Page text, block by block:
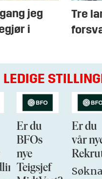
jeg
i
Tre
LEDIGE
Er du
BFOs
nye
Teigsjef
Er du
vår